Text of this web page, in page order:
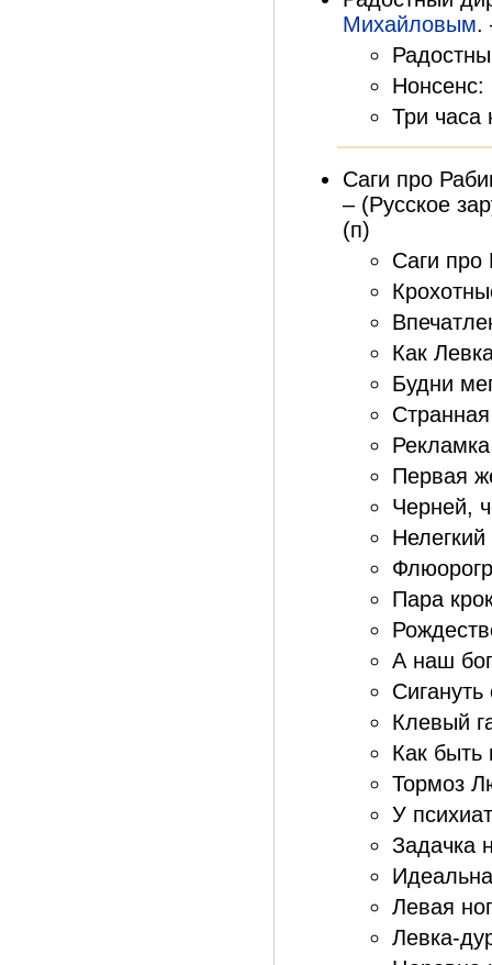
Михайловым.
Нонсенс:
Три часа
Саги про
– (Русское
(п)
Саги про
Как
Будни
Первая
Черней,
Пара
А наш
Клевый
Как быть
Тормоз
У
Задачка
Левая
Левка-